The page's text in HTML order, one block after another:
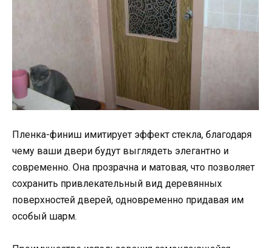
Пленка-финиш имитирует эффект стекла, благодаря
чему ваши двери будут выглядеть элегантно и
современно. Она прозрачна и матовая, что позволяет
сохранить привлекательный вид деревянных
поверхностей дверей, одновременно придавая им
особый шарм.